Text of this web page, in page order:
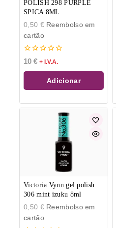
POLISH 298 PURPLE
SPICA 8ML
0,50 €Reembolso em
cartão
0
de
5
10 € + I.V.A.
Adicionar
Victoria Vynn gel polish
306 mint izuku 8ml
0,50 €Reembolso em
cartão